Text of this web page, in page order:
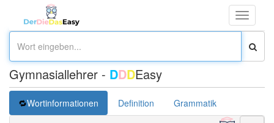
Toggle
Gymnasiallehrer - DDDEasy
Wortinformationen Definition Grammatik